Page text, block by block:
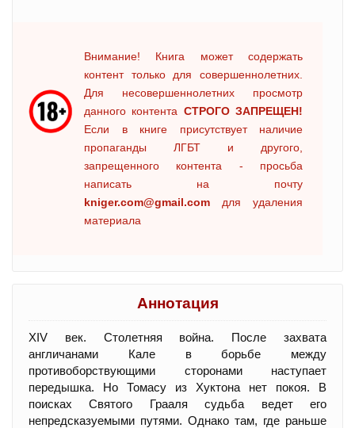
Внимание! Книга может содержать
контент только для совершеннолетних.
Для несовершеннолетних просмотр
данного контента СТРОГО ЗАПРЕЩЕН!
Если в книге присутствует наличие
пропаганды ЛГБТ и другого,
запрещенного контента - просьба
написать на почту
kniger.com@gmail.com для удаления
материала
Аннотация
XIV век. Столетняя война. После захвата
англичанами Кале в борьбе между
противоборствующими сторонами наступает
передышка. Но Томасу из Хуктона нет покоя. В
поисках Святого Грааля судьба ведет его
непредсказуемыми путями. Однако там, где раньше